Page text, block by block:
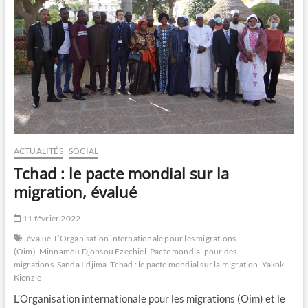
ACTUALITÉS SOCIAL
Tchad : le pacte mondial sur la
migration, évalué
11 février 2022
évalué L’Organisation internationale pour les migrations
(Oim) Minnamou Djobsou Ezechiel Pacte mondial pour des
migrations Sanda Ildjima Tchad : le pacte mondial sur la migration Yakok
Kienzle
L’Organisation internationale pour les migrations (Oim) et le